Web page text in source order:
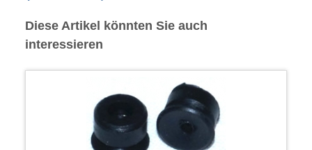
Diese Artikel könnten Sie auch
interessieren